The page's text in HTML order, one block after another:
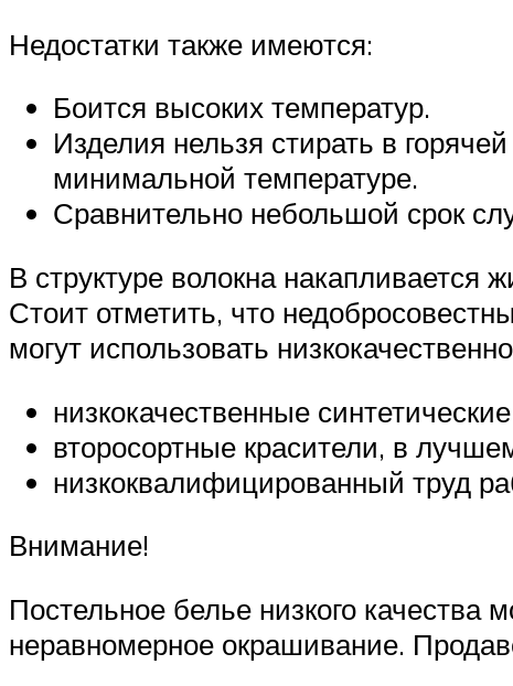
Недостатки также имеются:
Боится высоких температур.
Изделия нельзя стирать в
минимальной температуре.
Сравнительно небольшой срок
В структуре волокна накапливается
Стоит отметить, что
могут использовать
низкокачественные
второсортные красители, в
низкоквалифицированный труд
Внимание!
Постельное белье низкого
неравномерное окрашивание.